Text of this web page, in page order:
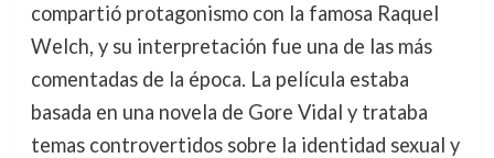
compartió protagonismo con la famosa Raquel
Welch, y su interpretación fue una de las más
comentadas de la época. La película estaba
basada en una novela de Gore Vidal y trataba
temas controvertidos sobre la identidad sexual y